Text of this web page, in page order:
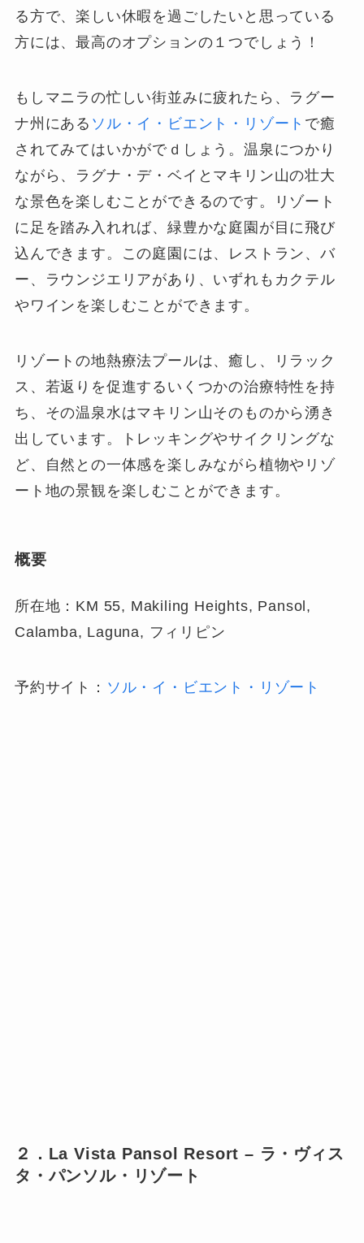
る方で、楽しい休暇を過ごしたいと思っている
方には、最高のオプションの１つでしょう！
もしマニラの忙しい街並みに疲れたら、ラグー
ナ州にある ソル・イ・ビエント・リゾート で癒
されてみてはいかがでｄしょう。温泉につかり
ながら、ラグナ・デ・ベイとマキリン山の壮大
な景色を楽しむことができるのです。リゾート
に足を踏み入れれば、緑豊かな庭園が目に飛び
込んできます。この庭園には、レストラン、バ
ー、ラウンジエリアがあり、いずれもカクテル
やワインを楽しむことができます。
リゾートの地熱療法プールは、癒し、リラック
ス、若返りを促進するいくつかの治療特性を持
ち、その温泉水はマキリン山そのものから湧き
出しています。トレッキングやサイクリングな
ど、自然との一体感を楽しみながら植物やリゾ
ート地の景観を楽しむことができます。
概要
所在地：KM 55, Makiling Heights, Pansol,
Calamba, Laguna, フィリピン
予約サイト： ソル・イ・ビエント・リゾート
２．La Vista Pansol Resort – ラ・ヴィス
タ・パンソル・リゾート